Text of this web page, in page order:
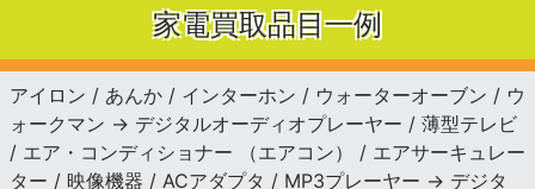
家電買取品目一例
アイロン / あんか / インターホン / ウォーターオーブン / ウ
ォークマン → デジタルオーディオプレーヤー / 薄型テレビ
/ エア・コンディショナー （エアコン） / エアサーキュレー
ター / 映像機器 / ACアダプタ / MP3プレーヤー → デジタ